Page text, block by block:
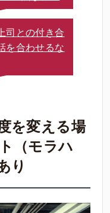
司との付き合
を合わせるな
を変える場
（モラハ
り